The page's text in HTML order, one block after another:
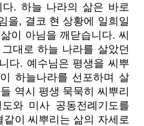
다. 하늘 나라의 삶은 바로
을, 결코 현 상황에 일희일
이 아님을 깨닫습니다. 씨
대로 하늘 나라를 살았던
다. 예수님은 평생을 씨뿌
하늘나라를 선포하며 살
역시 평생 묵묵히 씨뿌리
와 미사 공동전례기도를
이 씨뿌리는 삶의 자세로